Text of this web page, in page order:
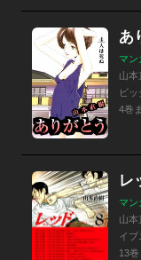
あ
マン
山本
ビ
4巻
レ
マン
山本
イブ
13